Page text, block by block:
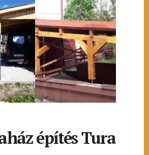
építés Tura